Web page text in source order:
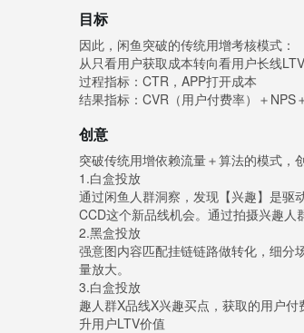
目标
因此，闲鱼突破的传统用增考核模式：
从只看用户获取成本转向看用户长线
过程指标：CTR，APP打开成本
结果指标：CVR（用户付费率）＋NPS
创意
突破传统用增依赖流量＋算法的模式，
1.白盒投放
通过闲鱼人群洞察，发现【兴趣】是驱
CCD这个新品线机会。通过拍摄兴趣
2.黑盒投放
强意图内容匹配挂链链路做转化，细分
量放大。
3.白盒投放
趣人群X品线X兴趣买点，获取的用户
升用户LTV价值